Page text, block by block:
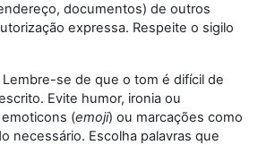
documentos) de outros
expressa. Respeite o sigilo
Lembre-se de que o tom é difícil de
Evite humor, ironia ou
(emoji) ou marcações como
necessário. Escolha palavras que